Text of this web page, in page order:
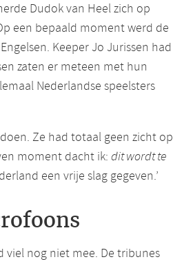
Dudok van Heel zich op
een bepaald moment werd de
Keeper Jo Jurissen had
zaten er meteen met hun
Nederlandse speelsters
Ze had totaal geen zicht op
moment dacht ik: dit wordt te
een vrije slag gegeven.’
viel nog niet mee. De tribunes